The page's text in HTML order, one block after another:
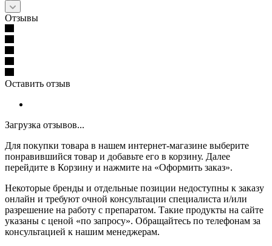
Отзывы
Оставить отзыв
Загрузка отзывов...
Для покупки товара в нашем интернет-магазине выберите
понравившийся товар и добавьте его в корзину. Далее
перейдите в Корзину и нажмите на «Оформить заказ».
Некоторые бренды и отдельные позиции недоступны к заказу
онлайн и требуют очной консультации специалиста и/или
разрешение на работу с препаратом. Такие продукты на сайте
указаны с ценой «по запросу». Обращайтесь по телефонам за
консультацией к нашим менеджерам.